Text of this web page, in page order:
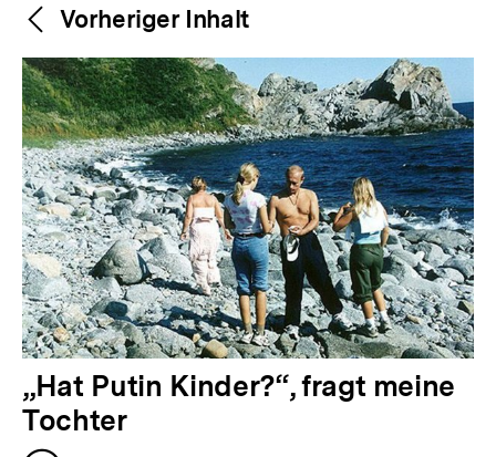
Weitere
Inhalte
Content-
Navigation
Vorheriger Inhalt
V
o
„Hat Putin Kinder?“, fragt meine
Tochter